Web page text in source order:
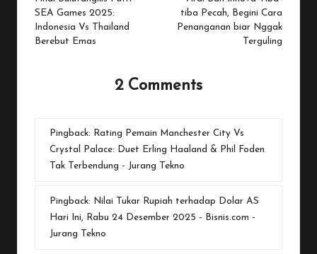
SEA Games 2025:
Indonesia Vs Thailand
Berebut Emas
tiba Pecah, Begini Cara
Penanganan biar Nggak
Terguling
2 Comments
Pingback:
Rating Pemain Manchester City Vs
Crystal Palace: Duet Erling Haaland & Phil Foden
Tak Terbendung - Jurang Tekno
Pingback:
Nilai Tukar Rupiah terhadap Dolar AS
Hari Ini, Rabu 24 Desember 2025 - Bisnis.com -
Jurang Tekno